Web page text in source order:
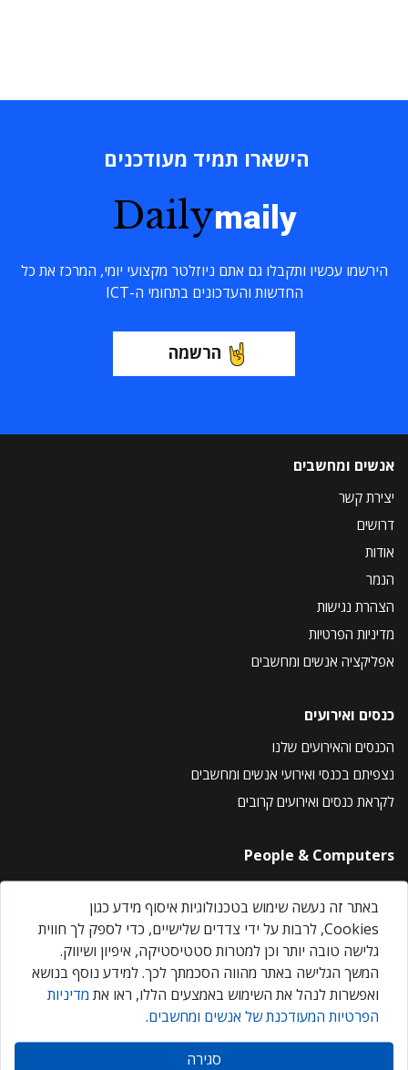
הישארו תמיד מעודכנים
Dailymaily
הירשמו עכשיו ותקבלו גם אתם ניוזלטר מקצועי יומי, המרכז את כל
החדשות והעדכונים בתחומי ה-ICT
הרשמה
אנשים ומחשבים
יצירת קשר
דרושים
אודות
הנמר
הצהרת נגישות
מדיניות הפרטיות
אפליקציה אנשים ומחשבים
כנסים ואירועים
הכנסים והאירועים שלנו
נצפיתם בכנסי ואירועי אנשים ומחשבים
לקראת כנסים ואירועים קרובים
People & Computers
About Us
Privacy Policy
Contact Us
Our Events
אנשים ומחשבים © 2026 – כל הזכויות שמורות
באתר זה נעשה שימוש בטכנולוגיות איסוף מידע כגון
Cookies, לרבות על ידי צדדים שלישיים, כדי לספק לך חווית
גלישה טובה יותר וכן למטרות סטטיסטיקה, איפיון ושיווק.
המשך הגלישה באתר מהווה הסכמתך לכך. למידע נוסף בנושא
ואפשרות לנהל את השימוש באמצעים הללו, ראו את מדיניות
הפרטיות המעודכנת של אנשים ומחשבים.
סגירה